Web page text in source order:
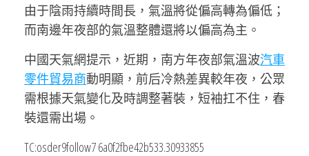
由于陰雨持續時間長，氣溫將從偏高轉為偏低；
而南邊年夜部的氣溫整體還將以偏高為主。
中國天氣網提示，近期，南方年夜部氣溫波汽車
零件貿易商動明顯，前后冷熱差異較年夜，公眾
需根據天氣變化及時調整著裝，短袖扛不住，春
裝還需出場。
TC:osder9follow7 6a0f2fbe42b533.30933855